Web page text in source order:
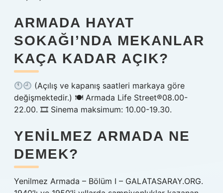
ARMADA HAYAT
SOKAĞI’NDA MEKANLAR
KAÇA KADAR AÇIK?
(Açılış ve kapanış saatleri markaya göre
değişmektedir.) 🍽 Armada Life Street®️08.00-
22.00. 🎞 Sinema maksimum: 10.00-19.30.
YENILMEZ ARMADA NE
DEMEK?
Yenilmez Armada – Bölüm I – GALATASARAY.ORG.